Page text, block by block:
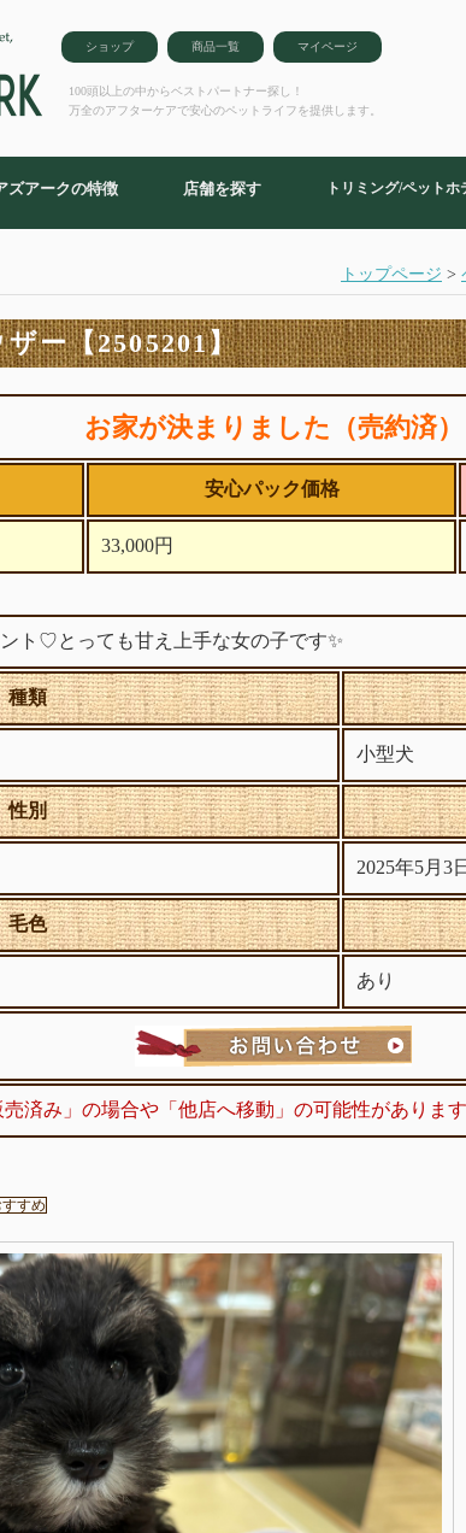
ショップ 商品一覧 マイページ
100頭以上の中からベストパートナー探し！
万全のアフターケアで安心のペットライフを提供します。
ズアークの特徴 店舗を探す トリミング/ペットホ
トップページ >
ー【2505201】
お家が決まりました（売約済）
安心パック価格
33,000円
ト♡とっても甘え上手な女の子です✨
種類
小型犬
性別
2025年5月3
毛色
あり
済み」の場合や「他店へ移動」の可能性がありま
すめ